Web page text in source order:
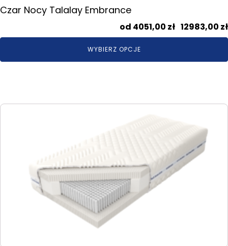
Czar Nocy Talalay Embrance
4051,00 zł 12983,00 zł
WYBIERZ OPCJE
Ten